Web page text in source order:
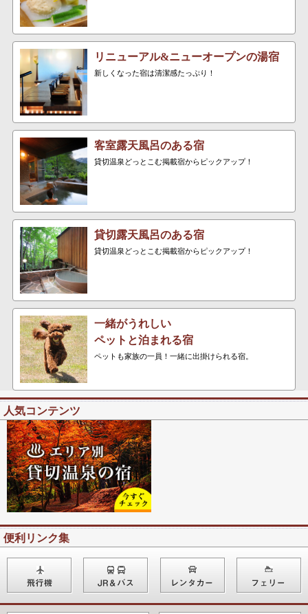
リニューアル&ニューオープンの湯宿
新しくなった宿は清潔感たっぷり！
客室露天風呂のある宿
貸切温泉どっとこむ掲載宿からピックアップ！
貸切露天風呂のある宿
貸切温泉どっとこむ掲載宿からピックアップ！
一緒がうれしい
ペットと泊まれる宿
ペットも家族の一員！一緒に出掛けられる宿。
人気コンテンツ
便利リンク集